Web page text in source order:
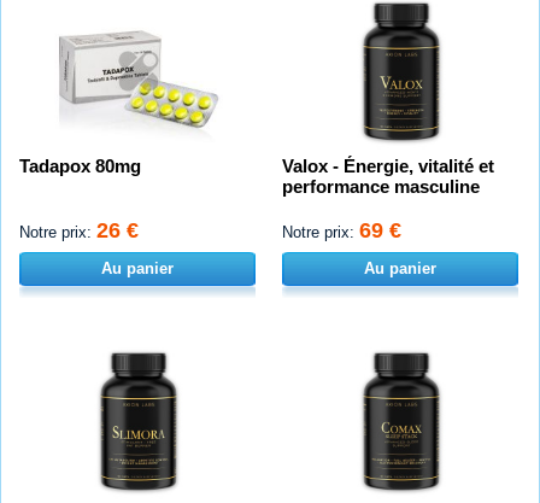
Tadapox 80mg
Notre prix: 26 €
Au panier
Valox - Énergie, vitalité et
performance masculine
Notre prix: 69 €
Au panier